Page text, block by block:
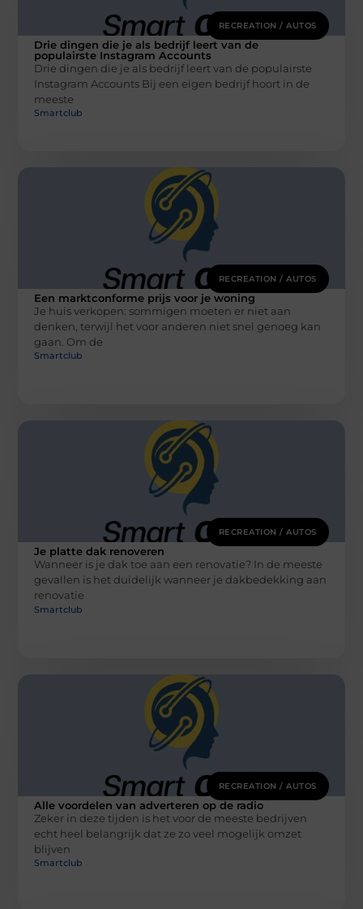
RECREATION / AUTOS
Drie dingen die je als bedrijf leert van de
populairste Instagram Accounts
Drie dingen die je als bedrijf leert van de populairste
Instagram Accounts Bij een eigen bedrijf hoort in de
meeste
Smartclub
RECREATION / AUTOS
Een marktconforme prijs voor je woning
Je huis verkopen: sommigen moeten er niet aan
denken, terwijl het voor anderen niet snel genoeg kan
gaan. Om de
Smartclub
RECREATION / AUTOS
Je platte dak renoveren
Wanneer is je dak toe aan een renovatie? In de meeste
gevallen is het duidelijk wanneer je dakbedekking aan
renovatie
Smartclub
RECREATION / AUTOS
Alle voordelen van adverteren op de radio
Zeker in deze tijden is het voor de meeste bedrijven
echt heel belangrijk dat ze zo veel mogelijk omzet
blijven
Smartclub